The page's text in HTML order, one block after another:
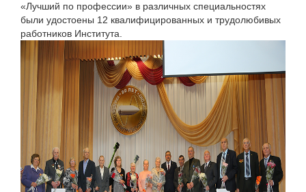
«Лучший по профессии» в различных специальностях
были удостоены 12 квалифицированных и трудолюбивых
работников Института.